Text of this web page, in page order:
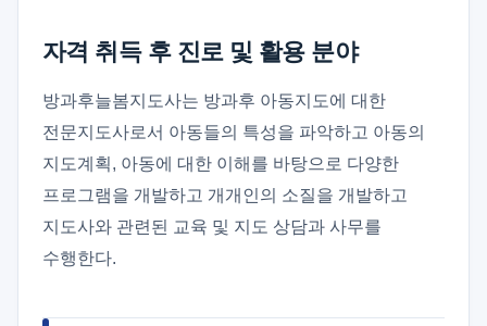
자격 취득 후 진로 및 활용 분야
방과후늘봄지도사는 방과후 아동지도에 대한
전문지도사로서 아동들의 특성을 파악하고 아동의
지도계획, 아동에 대한 이해를 바탕으로 다양한
프로그램을 개발하고 개개인의 소질을 개발하고
지도사와 관련된 교육 및 지도 상담과 사무를
수행한다.